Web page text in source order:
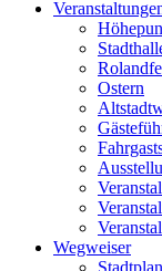
Ostern
Wegweiser
Stadtplan